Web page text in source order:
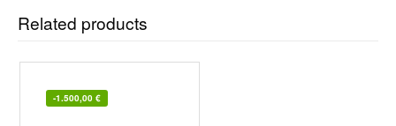
Related products
-1.500,00 €